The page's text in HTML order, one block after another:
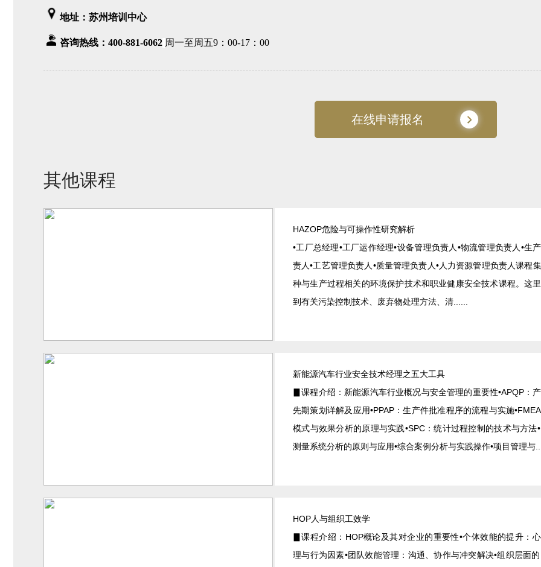
地址：苏州培训中心
咨询热线：400-881-6062 周一至周五9：00-17：00
在线申请报名
其他课程
HAZOP危险与可操作性研究解析
•工厂总经理•工厂运作经理•设备管理负责人•物流管理负责人•生
责人•工艺管理负责人•质量管理负责人•人力资源管理负责人课程
种与生产过程相关的环境保护技术和职业健康安全技术课程。这
到有关污染控制技术、废弃物处理方法、清......
新能源汽车行业安全技术经理之五大工具
▊课程介绍：新能源汽车行业概况与安全管理的重要性•APQP：
先期策划详解及应用•PPAP：生产件批准程序的流程与实施
模式与效果分析的原理与实践•SPC：统计过程控制的技术与方法
测量系统分析的原则与应用•综合案例分析与实践操作•项目管理与
HOP人与组织工效学
▊课程介绍：HOP概论及其对企业的重要性•个体效能的提升：
理与行为因素•团队效能管理：沟通、协作与冲突解决•组织层面